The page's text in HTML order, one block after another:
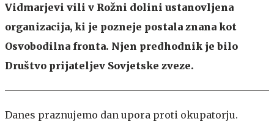
Vidmarjevi vili v Rožni dolini ustanovljena
organizacija, ki je pozneje postala znana kot
Osvobodilna fronta. Njen predhodnik je bilo
Društvo prijateljev Sovjetske zveze.
Danes praznujemo dan upora proti okupatorju.